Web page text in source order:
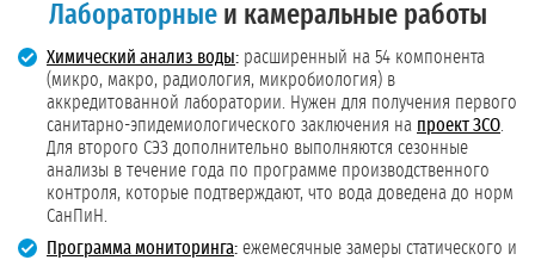
Лабораторныеи камеральные работы
Химический анализ воды: расширенный на 54 компонента
(микро, макро, радиология, микробиология) в
аккредитованной лаборатории. Нужен для получения первого
санитарно-эпидемиологического заключения на проект ЗСО
Для второго СЭЗ дополнительно выполняются сезонные
анализы в течение года по программе производственного
контроля, которые подтверждают, что вода доведена до норм
СанПиН.
Программа мониторинга: ежемесячные замеры статического и